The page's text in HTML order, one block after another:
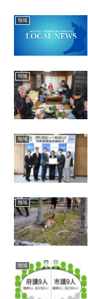
地域
地域
地域
地域
地域